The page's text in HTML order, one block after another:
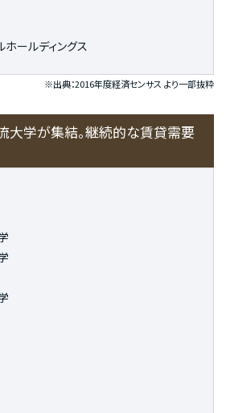
ールディングス
※出典：2016年度経済センサス より一部抜粋
大学が集結。継続的な賃貸需要